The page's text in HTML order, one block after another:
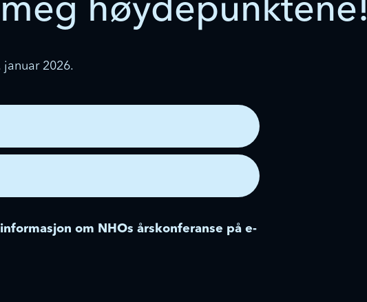
høydepunktene!
januar 2026.
om NHOs årskonferanse på e-